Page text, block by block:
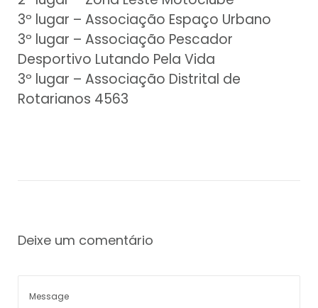
3º lugar – Associação Espaço Urbano
3º lugar – Associação Pescador
Desportivo Lutando Pela Vida
3º lugar – Associação Distrital de
Rotarianos 4563
Deixe um comentário